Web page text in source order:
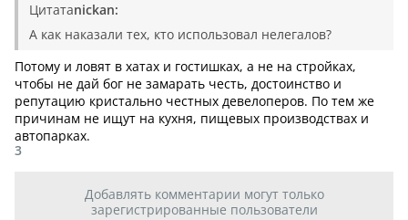
Цитатаnickan:
А как наказали тех, кто использовал нелегалов?
Потому и ловят в хатах и гостишках, а не на стройках,
чтобы не дай бог не замарать честь, достоинство и
репутацию кристально честных девелоперов. По тем же
причинам не ищут на кухня, пищевых производствах и
автопарках.
3
Добавлять комментарии могут только
зарегистрированные пользователи